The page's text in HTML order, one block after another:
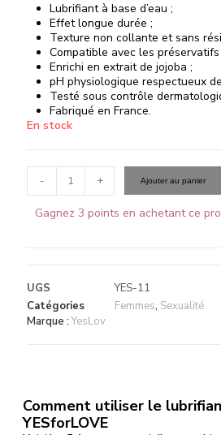
Lubrifiant à base d’eau ;
Effet longue durée ;
Texture non collante et sans
Compatible avec les préservatifs
Enrichi en extrait de jojoba ;
pH physiologique respectueux
Testé sous contrôle
Fabriqué en France.
En stock
- + Ajouter au panier
Gagnez 3 points en achetant ce
UGS
YES-11
Catégories
Femmes, Sexualité
Marque :YesLov
Comment utiliser le
YESforLOVE